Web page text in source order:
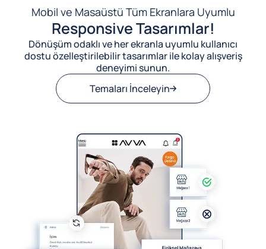
Mobil ve Masaüstü Tüm Ekranlara Uyumlu
Responsive Tasarımlar!
Dönüşüm odaklı ve her ekranla uyumlu kullanıcı
dostu özelleştirilebilir tasarımlar ile kolay alışveriş
deneyimi sunun.
Temaları İnceleyin